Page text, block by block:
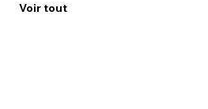
Voir tout